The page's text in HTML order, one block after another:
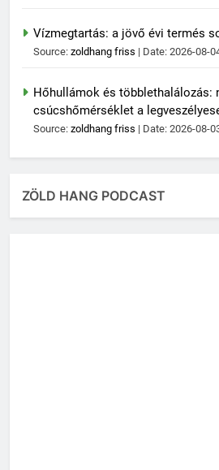
Vízmegtartás: a jövő évi termés
Source: zoldhang friss Date: 2026-08-
Hőhullámok és többlethalálozás:
csúcshőmérséklet a
Source: zoldhang friss Date: 2026-08-
ZÖLD HANG PODCAST